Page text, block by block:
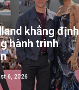
khẳng định
hành trình
6, 2026